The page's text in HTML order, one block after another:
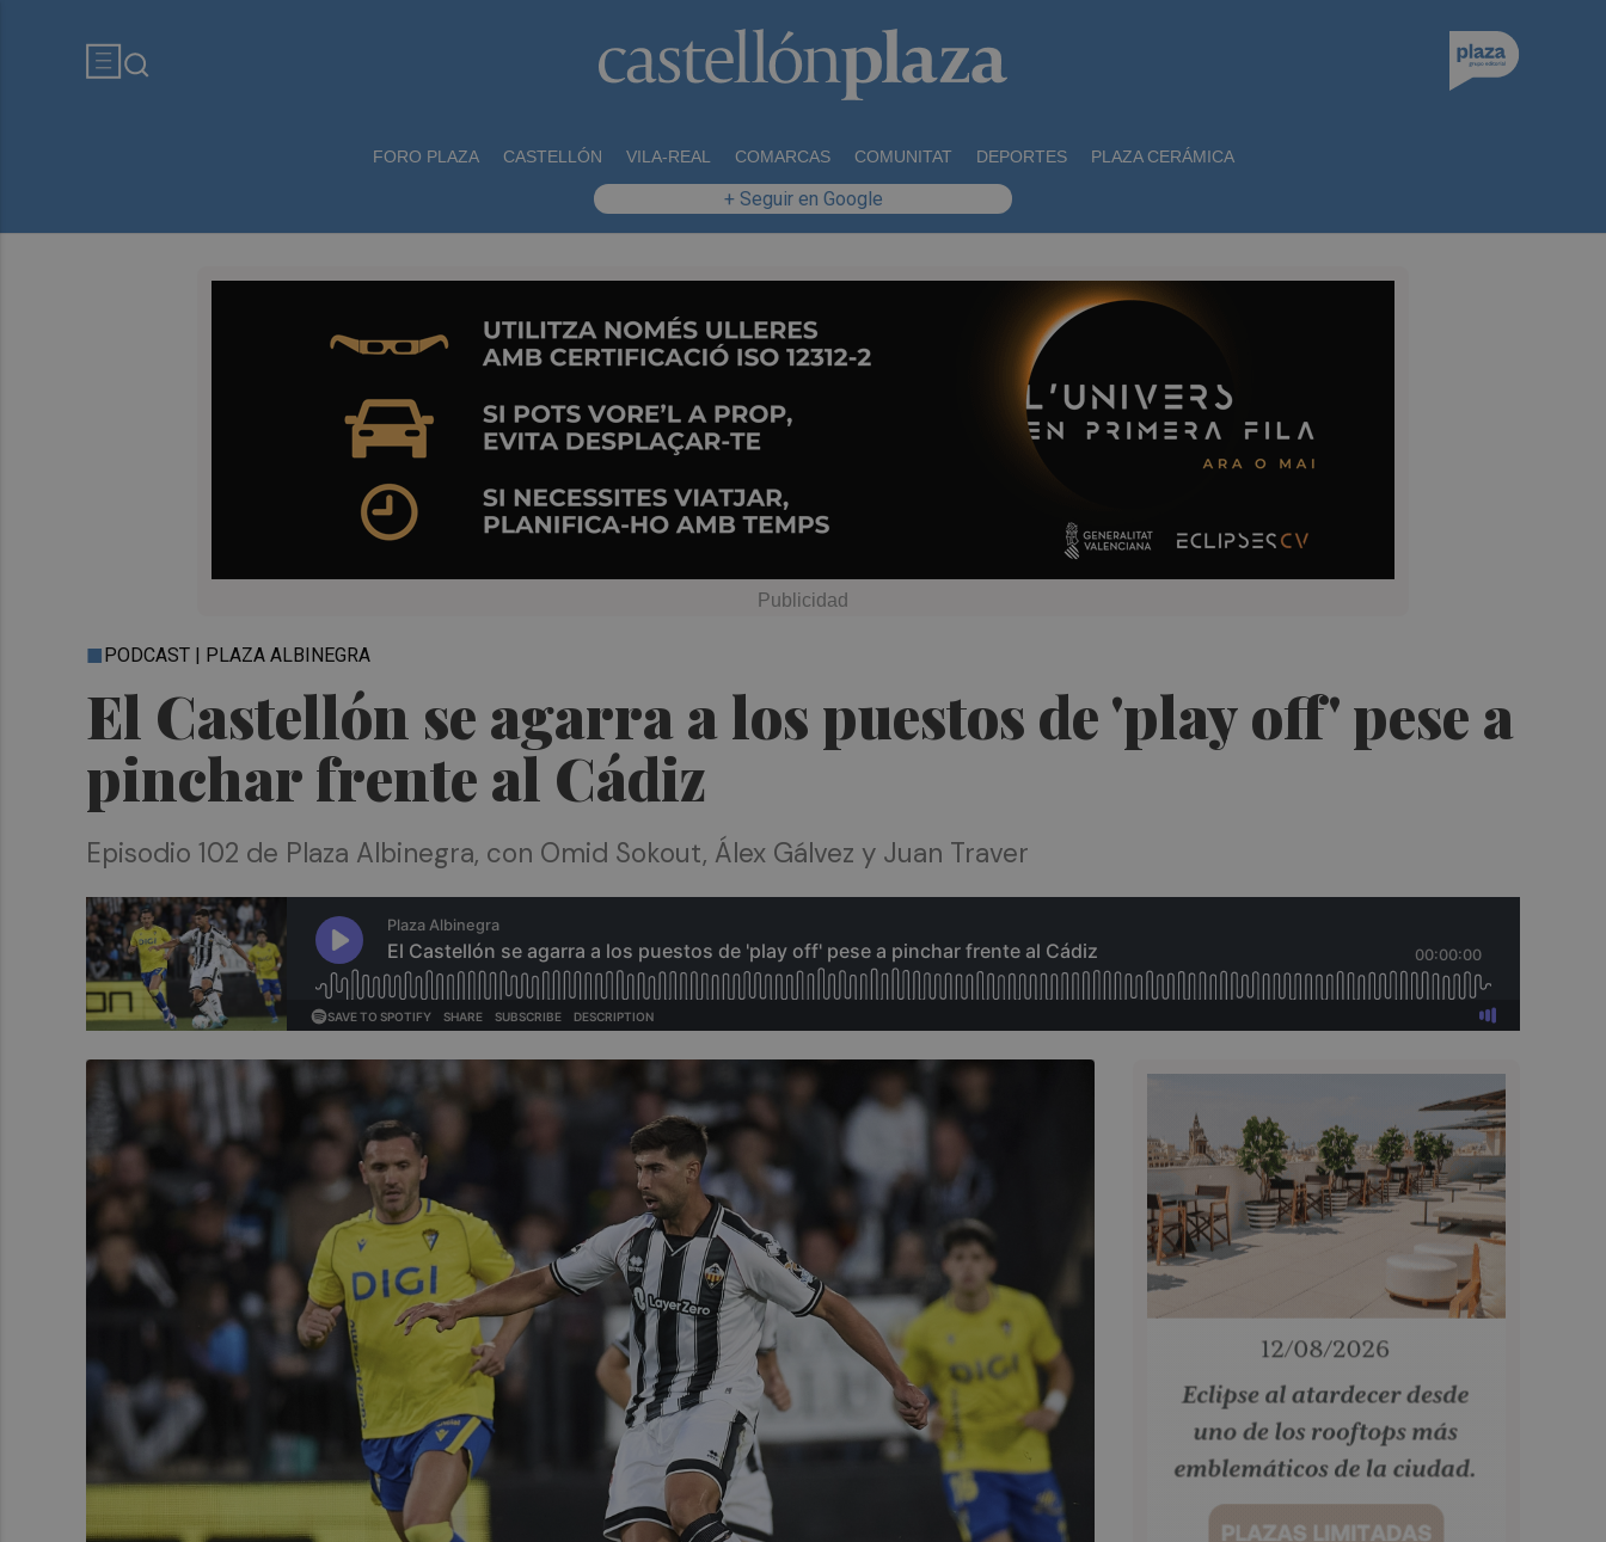
FORO PLAZA CASTELLÓN VILA-REAL COMARCAS COMUNITAT DEPORTES PLAZA CERÁMICA
+ Seguir en Google
El Castellón se agarra a los puestos de 'play off' pese a
pinchar frente al Cádiz
PODCAST | PLAZA ALBINEGRA
Episodio 102 de Plaza Albinegra, con Omid Sokout, Álex Gálvez y Juan Traver